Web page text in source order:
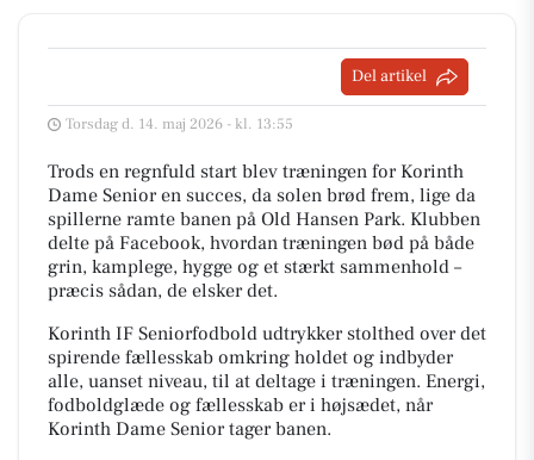
Del artikel
Torsdag d. 14. maj 2026 - kl. 13:55
Trods en regnfuld start blev træningen for Korinth
Dame Senior en succes, da solen brød frem, lige da
spillerne ramte banen på Old Hansen Park. Klubben
delte på Facebook, hvordan træningen bød på både
grin, kamplege, hygge og et stærkt sammenhold –
præcis sådan, de elsker det.
Korinth IF Seniorfodbold udtrykker stolthed over det
spirende fællesskab omkring holdet og indbyder
alle, uanset niveau, til at deltage i træningen. Energi,
fodboldglæde og fællesskab er i højsædet, når
Korinth Dame Senior tager banen.